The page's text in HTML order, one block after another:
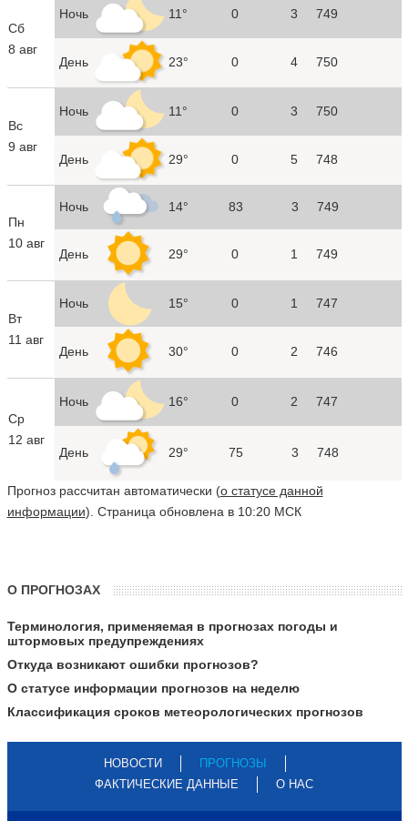
Сб
8 авг
Ночь 11° 0 3 749
День 23° 0 4 750
Вс
9 авг
Ночь 11° 0 3 750
День 29° 0 5 748
Пн
10 авг
Ночь 14° 83 3 749
День 29° 0 1 749
Вт
11 авг
Ночь 15° 0 1 747
День 30° 0 2 746
Ср
12 авг
Ночь 16° 0 2 747
День 29° 75 3 748
Прогноз рассчитан автоматически (о статусе данной
информации). Страница обновлена в 10:20 МСК
О ПРОГНОЗАХ
Терминология, применяемая в прогнозах погоды и
штормовых предупреждениях
Откуда возникают ошибки прогнозов?
О статусе информации прогнозов на неделю
Классификация сроков метеорологических прогнозов
НОВОСТИ
ПРОГНОЗЫ
ФАКТИЧЕСКИЕ ДАННЫЕ
О НАС